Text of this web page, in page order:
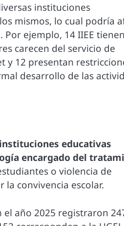
instituciones
mismos, lo cual podría
ejemplo, 14 IIEE tienen
carecen del servicio de
y 12 presentan
desarrollo de las
educativas
encargado del
o violencia de
convivencia escolar.
el año 2025 registraron